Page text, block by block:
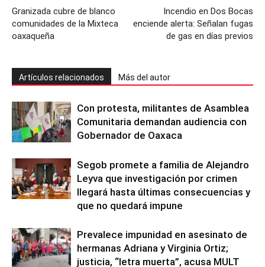
Granizada cubre de blanco
comunidades de la Mixteca
oaxaqueña
Incendio en Dos Bocas
enciende alerta: Señalan fugas
de gas en días previos
Artículos relacionados Más del autor
Con protesta, militantes de Asamblea
Comunitaria demandan audiencia con
Gobernador de Oaxaca
Segob promete a familia de Alejandro
Leyva que investigación por crimen
llegará hasta últimas consecuencias y
que no quedará impune
Prevalece impunidad en asesinato de
hermanas Adriana y Virginia Ortiz;
justicia, “letra muerta”, acusa MULT